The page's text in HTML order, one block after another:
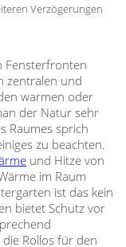
Verzögerungen
Fensterfronten
zentralen und
warmen oder
der Natur sehr
Raumes sprich
zu beachten.
und Hitze von
im Raum
ist das kein
bietet Schutz vor
Rollos für den